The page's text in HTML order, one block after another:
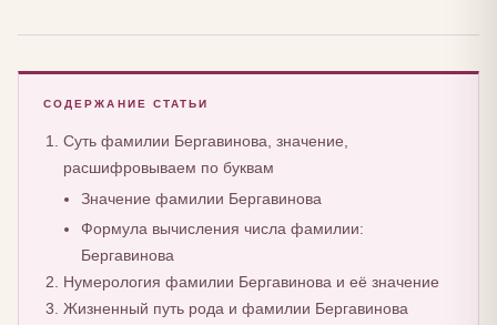
СОДЕРЖАНИЕ СТАТЬИ
Суть фамилии Бергавинова, значение,
расшифровываем по буквам
Значение фамилии Бергавинова
Формула вычисления числа фамилии:
Бергавинова
Нумерология фамилии Бергавинова и её значение
Жизненный путь рода и фамилии Бергавинова